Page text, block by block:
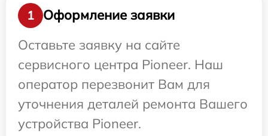
1
Оформление заявки
Оставьте заявку на сайте
сервисного центра Pioneer. Наш
оператор перезвонит Вам для
уточнения деталей ремонта Вашего
устройства Pioneer.